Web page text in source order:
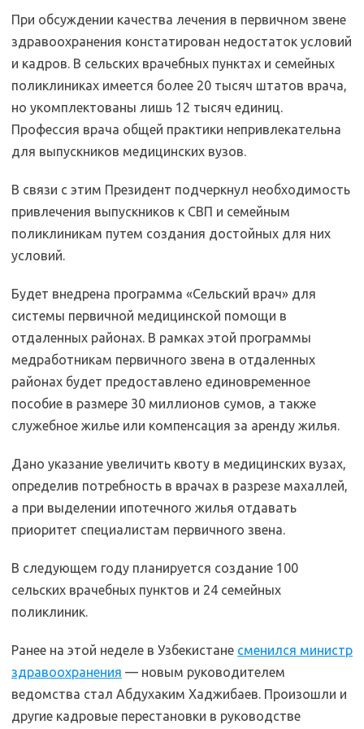
При обсуждении качества лечения в первичном звене
здравоохранения констатирован недостаток условий
и кадров. В сельских врачебных пунктах и семейных
поликлиниках имеется более 20 тысяч штатов врача,
но укомплектованы лишь 12 тысяч единиц.
Профессия врача общей практики непривлекательна
для выпускников медицинских вузов.
В связи с этим Президент подчеркнул необходимость
привлечения выпускников к СВП и семейным
поликлиникам путем создания достойных для них
условий.
Будет внедрена программа «Сельский врач» для
системы первичной медицинской помощи в
отдаленных районах. В рамках этой программы
медработникам первичного звена в отдаленных
районах будет предоставлено единовременное
пособие в размере 30 миллионов сумов, а также
служебное жилье или компенсация за аренду жилья.
Дано указание увеличить квоту в медицинских вузах,
определив потребность в врачах в разрезе махаллей,
а при выделении ипотечного жилья отдавать
приоритет специалистам первичного звена.
В следующем году планируется создание 100
сельских врачебных пунктов и 24 семейных
поликлиник.
Ранее на этой неделе в Узбекистане сменился министр
здравоохранения — новым руководителем
ведомства стал Абдухаким Хаджибаев. Произошли и
другие кадровые перестановки в руководстве